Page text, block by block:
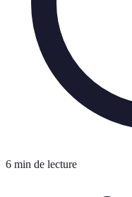
6 min de lecture